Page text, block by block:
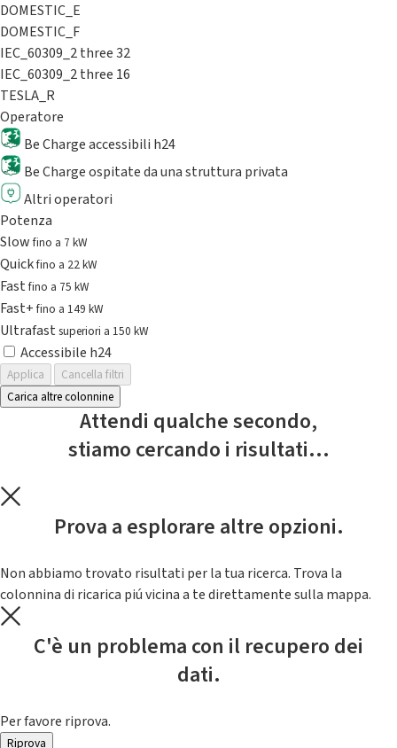
DOMESTIC_E
DOMESTIC_F
IEC_60309_2 three 32
IEC_60309_2 three 16
TESLA_R
Operatore
Be Charge accessibili h24
Be Charge ospitate da una struttura privata
Altri operatori
Potenza
Slowfino a 7 kW
Quickfino a 22 kW
Fastfino a 75 kW
Fast+fino a 149 kW
Ultrafast superiori a 150 kW
Accessibile h24
Applica
Cancella filtri
Carica altre colonnine
Attendi qualche secondo,
stiamo cercando i risultati...
Prova a esplorare altre opzioni.
Non abbiamo trovato risultati per la tua ricerca. Trova la
colonnina di ricarica piú vicina a te direttamente sulla mappa.
C'è un problema con il recupero dei
dati.
Per favore riprova.
Riprova